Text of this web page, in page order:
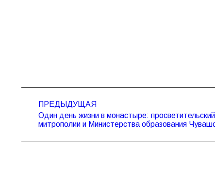
записям
ПРЕДЫДУЩАЯ
Предыдущая
запись:
Один день жизни в монастыре:
митрополии и Министерства образования